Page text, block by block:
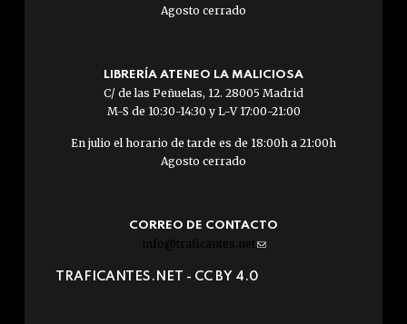
Agosto cerrado
LIBRERÍA ATENEO LA MALICIOSA
C/ de las Peñuelas, 12. 28005 Madrid
M-S de 10:30-14:30 y L-V 17:00-21:00
En julio el horario de tarde es de 18:00h a 21:00h
Agosto cerrado
CORREO DE CONTACTO
info@traficantes.net (link
e-
TRAFICANTES.NET - CC BY 4.0